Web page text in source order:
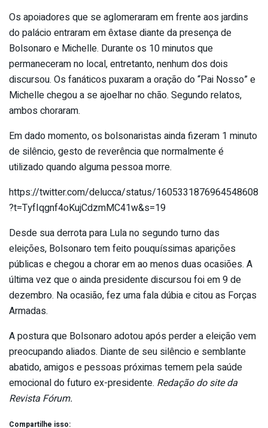
Os apoiadores que se aglomeraram em frente aos jardins
do palácio entraram em êxtase diante da presença de
Bolsonaro e Michelle. Durante os 10 minutos que
permaneceram no local, entretanto, nenhum dos dois
discursou. Os fanáticos puxaram a oração do “Pai Nosso” e
Michelle chegou a se ajoelhar no chão. Segundo relatos,
ambos choraram.
Em dado momento, os bolsonaristas ainda fizeram 1 minuto
de silêncio, gesto de reverência que normalmente é
utilizado quando alguma pessoa morre.
https://twitter.com/delucca/status/1605331876964548608
?t=TyfIqgnf4oKujCdzmMC41w&s=19
Desde sua derrota para Lula no segundo turno das
eleições, Bolsonaro tem feito pouquíssimas aparições
públicas e chegou a chorar em ao menos duas ocasiões. A
última vez que o ainda presidente discursou foi em 9 de
dezembro. Na ocasião, fez uma fala dúbia e citou as Forças
Armadas.
A postura que Bolsonaro adotou após perder a eleição vem
preocupando aliados. Diante de seu silêncio e semblante
abatido, amigos e pessoas próximas temem pela saúde
emocional do futuro ex-presidente. Redação do site da
Revista Fórum.
Compartilhe isso: